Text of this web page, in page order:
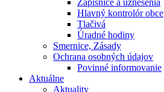
Zápisnice a uznesenia
Hlavný kontrolór obce
Tlačivá
Úradné hodiny
Smernice, Zásady
Ochrana osobných údajov
Povinné informovanie
Aktuálne
Aktuality